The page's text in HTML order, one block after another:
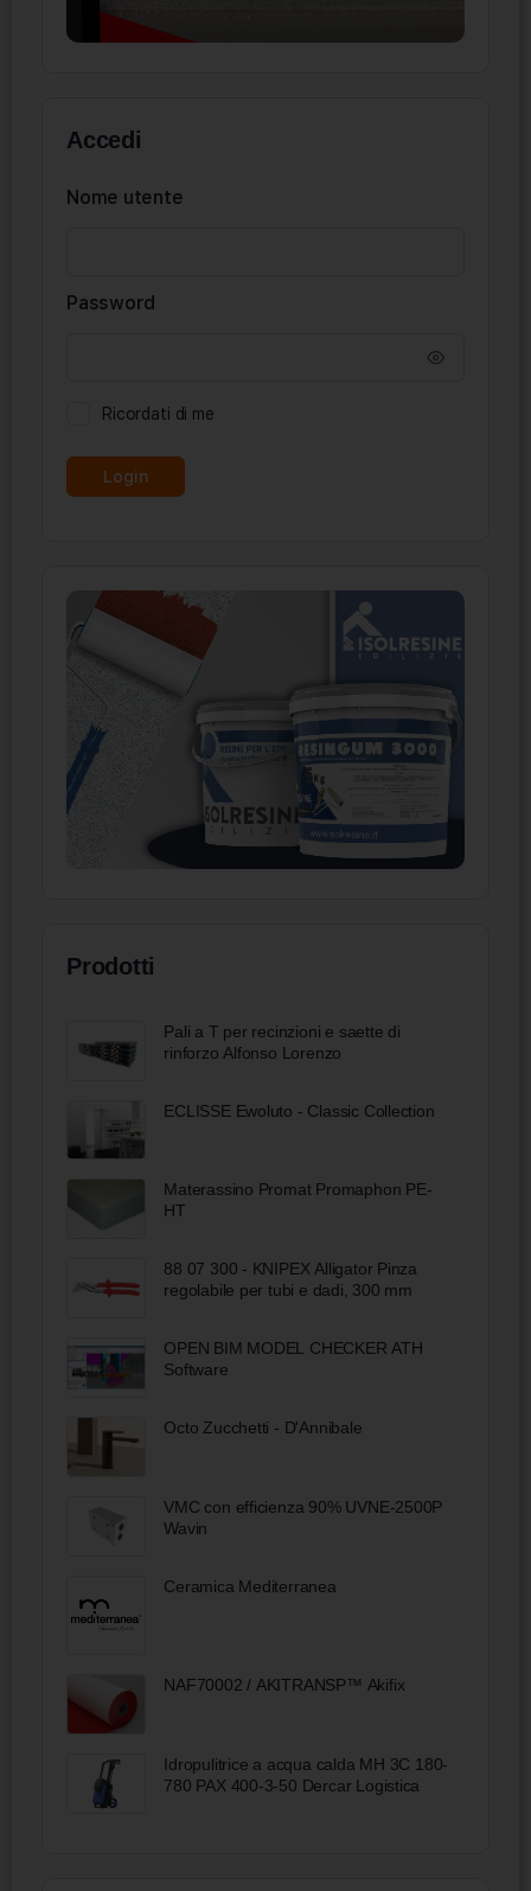
Accedi
Nome utente
Password
Ricordati di me
Prodotti
Pali a T per recinzioni e saette di
rinforzo Alfonso Lorenzo
ECLISSE Ewoluto - Classic Collection
Materassino Promat Promaphon PE-
HT
88 07 300 - KNIPEX Alligator Pinza
regolabile per tubi e dadi, 300 mm
OPEN BIM MODEL CHECKER ATH
Software
Octo Zucchetti - D'Annibale
VMC con efficienza 90% UVNE-2500P
Wavin
Ceramica Mediterranea
NAF70002 / AKITRANSP™ Akifix
Idropulitrice a acqua calda MH 3C 180-
780 PAX 400-3-50 Dercar Logistica